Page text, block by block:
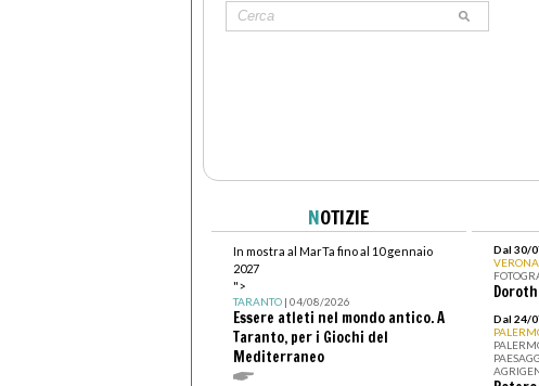
NOTIZIE
In mostra al MarTa fino al 10 gennaio
2027
">
TARANTO| 04/08/2026
Essere atleti nel mondo antico. A
Taranto, per i Giochi del
Mediterraneo
Dal 30/
VERONA
Dal 24/